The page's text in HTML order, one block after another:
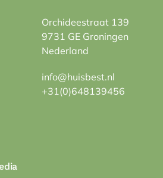
Orchideestraat 139
9731 GE Groningen
Nederland
info@huisbest.nl
+31(0)648139456